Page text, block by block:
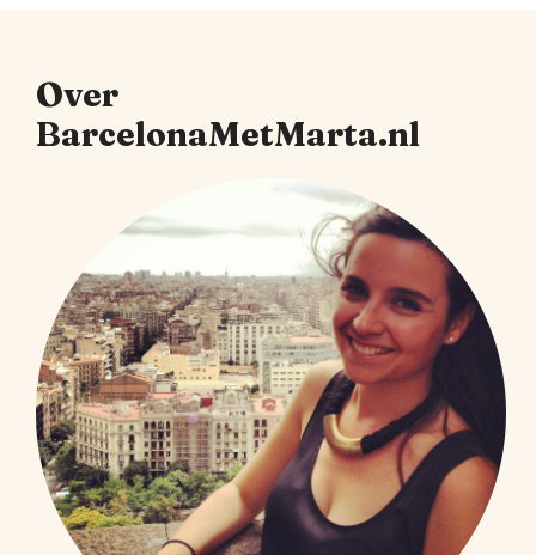
Over
BarcelonaMetMarta.nl